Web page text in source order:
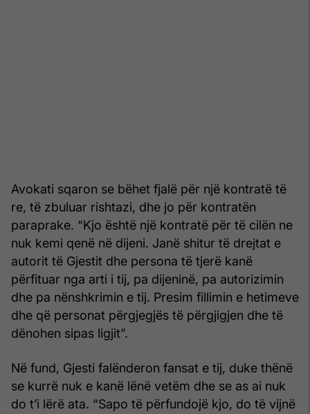
Avokati sqaron se bëhet fjalë për një kontratë të
re, të zbuluar rishtazi, dhe jo për kontratën
paraprake. “Kjo është një kontratë për të cilën ne
nuk kemi qenë në dijeni. Janë shitur të drejtat e
autorit të Gjestit dhe persona të tjerë kanë
përfituar nga arti i tij, pa dijeninë, pa autorizimin
dhe pa nënshkrimin e tij. Presim fillimin e hetimeve
dhe që personat përgjegjës të përgjigjen dhe të
dënohen sipas ligjit”.
Në fund, Gjesti falënderon fansat e tij, duke thënë
se kurrë nuk e kanë lënë vetëm dhe se as ai nuk
do t’i lërë ata. “Sapo të përfundojë kjo, do të vijnë